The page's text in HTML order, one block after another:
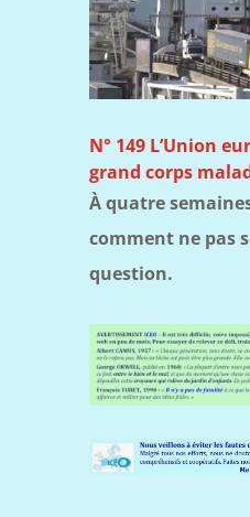
N° 149 L’Union
grand corps
À quatre
comment ne pas
question.